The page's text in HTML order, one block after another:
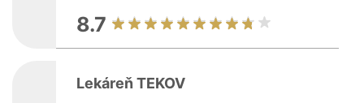
8.7
Lekáreň TEKOV